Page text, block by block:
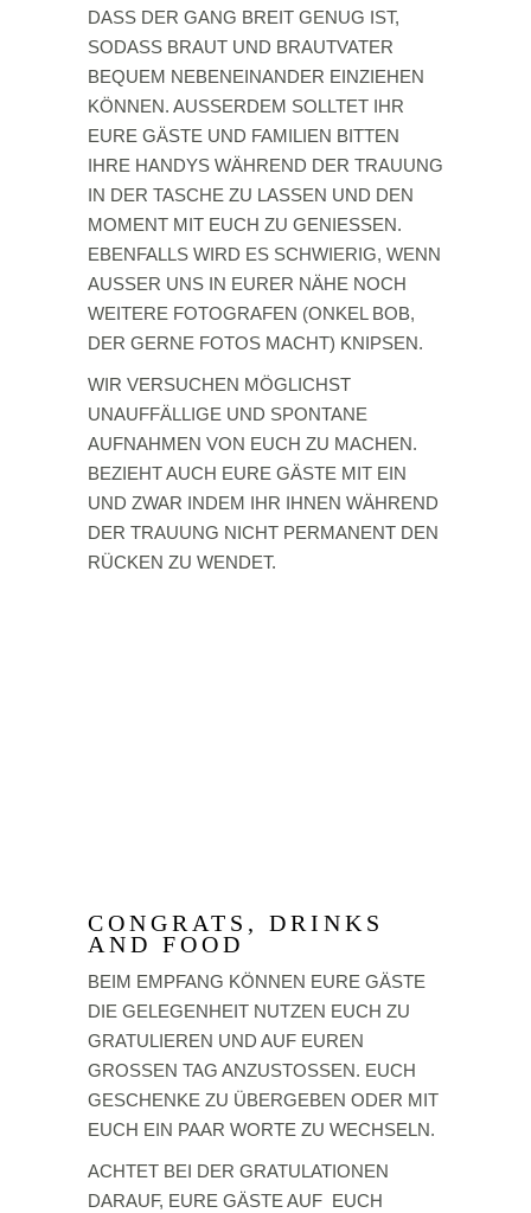
DASS DER GANG BREIT GENUG IST,
SODASS BRAUT UND BRAUTVATER
BEQUEM NEBENEINANDER EINZIEHEN
KÖNNEN. AUSSERDEM SOLLTET IHR
EURE GÄSTE UND FAMILIEN BITTEN
IHRE HANDYS WÄHREND DER TRAUUNG
IN DER TASCHE ZU LASSEN UND DEN
MOMENT MIT EUCH ZU GENIESSEN.
EBENFALLS WIRD ES SCHWIERIG, WENN
AUSSER UNS IN EURER NÄHE NOCH
WEITERE FOTOGRAFEN (ONKEL BOB,
DER GERNE FOTOS MACHT) KNIPSEN.
WIR VERSUCHEN MÖGLICHST
UNAUFFÄLLIGE UND SPONTANE
AUFNAHMEN VON EUCH ZU MACHEN.
BEZIEHT AUCH EURE GÄSTE MIT EIN
UND ZWAR INDEM IHR IHNEN WÄHREND
DER TRAUUNG NICHT PERMANENT DEN
RÜCKEN ZU WENDET.
CONGRATS, DRINKS
AND FOOD
BEIM EMPFANG KÖNNEN EURE GÄSTE
DIE GELEGENHEIT NUTZEN EUCH ZU
GRATULIEREN UND AUF EUREN
GROSSEN TAG ANZUSTOSSEN. EUCH
GESCHENKE ZU ÜBERGEBEN ODER MIT
EUCH EIN PAAR WORTE ZU WECHSELN.
ACHTET BEI DER GRATULATIONEN
DARAUF, EURE GÄSTE AUF EUCH